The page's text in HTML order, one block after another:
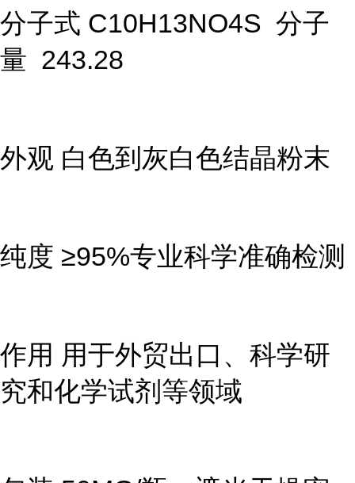
分子式 C10H13NO4S 分子
量 243.28
外观 白色到灰白色结晶粉末
纯度 ≥95%专业科学准确检测
作用 用于外贸出口、科学研
究和化学试剂等领域